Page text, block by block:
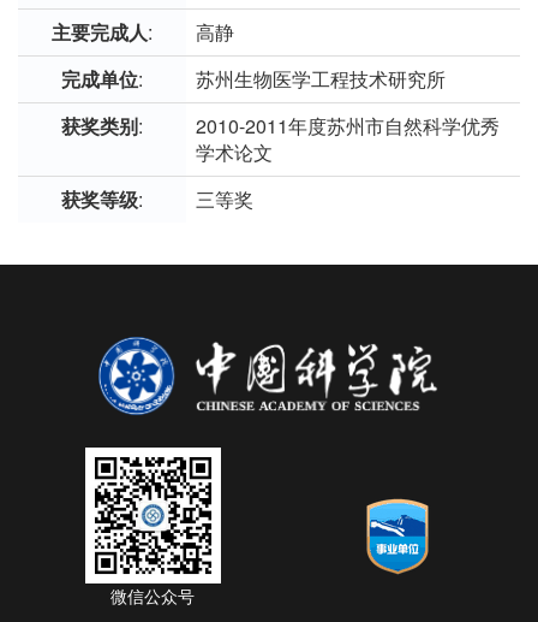
主要完成人:
高静
完成单位:
苏州生物医学工程技术研究所
获奖类别:
2010-2011年度苏州市自然科学优秀
学术论文
获奖等级: 三等奖
微信公众号